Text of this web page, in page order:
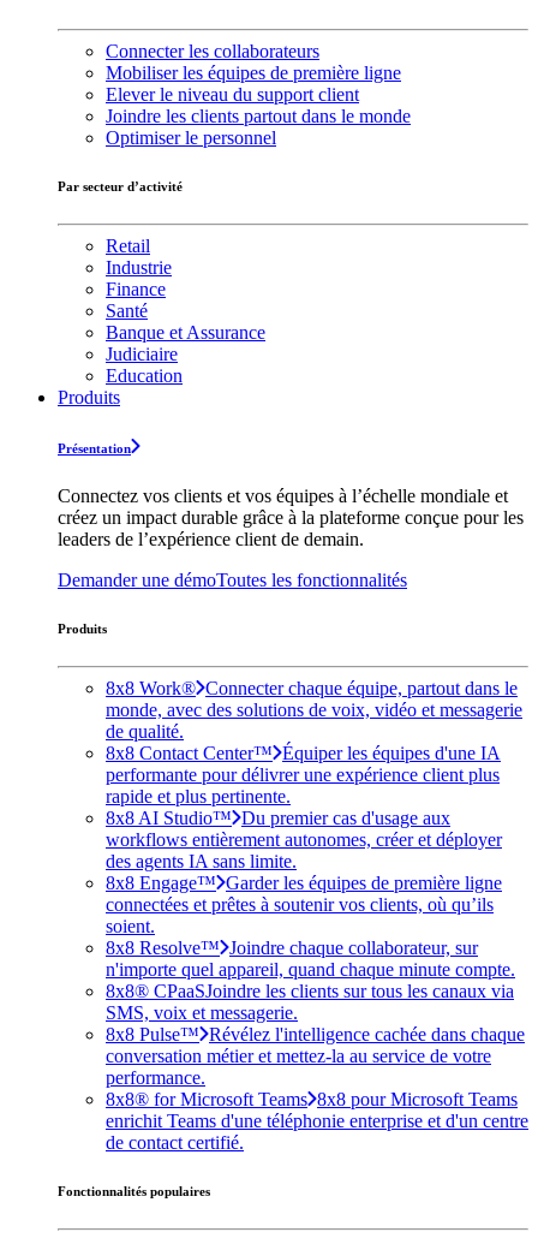
Connecter les collaborateurs
Mobiliser les équipes de première ligne
Elever le niveau du support client
Joindre les clients partout dans le monde
Optimiser le personnel
Par secteur d’activité
Retail
Industrie
Finance
Santé
Banque et Assurance
Judiciaire
Education
Produits
Présentation
Connectez vos clients et vos équipes à l’échelle mondiale et
créez un impact durable grâce à la plateforme conçue pour les
leaders de l’expérience client de demain.
Demander une démoToutes les fonctionnalités
Produits
8x8 Work® Connecter chaque équipe, partout dans le
monde, avec des solutions de voix, vidéo et messagerie
de qualité.
8x8 Contact Center™ Équiper les équipes d'une IA
performante pour délivrer une expérience client plus
rapide et plus pertinente.
8x8 AI Studio™ Du premier cas d'usage aux
workflows entièrement autonomes, créer et déployer
des agents IA sans limite.
8x8 Engage™ Garder les équipes de première ligne
connectées et prêtes à soutenir vos clients, où qu’ils
soient.
8x8 Resolve™ Joindre chaque collaborateur, sur
n'importe quel appareil, quand chaque minute compte.
8x8® CPaaSJoindre les clients sur tous les canaux via
SMS, voix et messagerie.
8x8 Pulse™ Révélez l'intelligence cachée dans chaque
conversation métier et mettez-la au service de votre
performance.
8x8® for Microsoft Teams 8x8 pour Microsoft Teams
enrichit Teams d'une téléphonie enterprise et d'un centre
de contact certifié.
Fonctionnalités populaires